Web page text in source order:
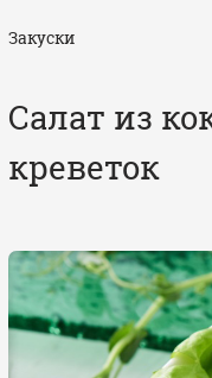
Закуски
Салат из
креветок